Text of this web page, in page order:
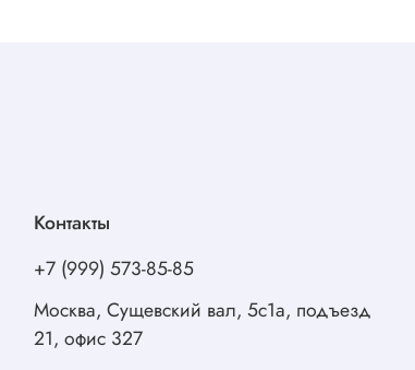
Контакты
+7 (999) 573-85-85
Москва, Сущевский вал, 5с1а, подъезд
21, офис 327